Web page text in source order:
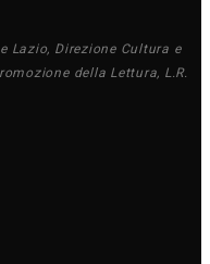
Lazio, Direzione Cultura e
della Lettura, L.R.